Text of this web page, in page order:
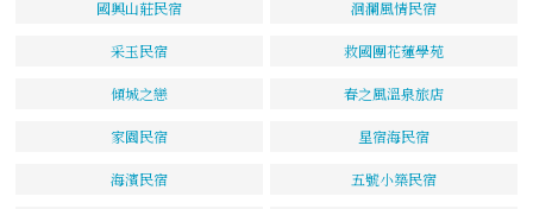
國興山莊民宿 洄瀾風情民宿
采玉民宿 救國團花蓮學苑
傾城之戀 春之風溫泉旅店
家園民宿 星宿海民宿
海濱民宿 五號小築民宿